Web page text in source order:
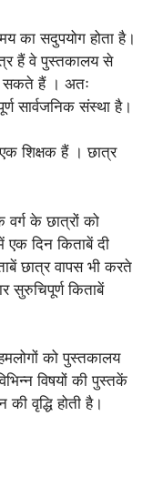
का सदुपयोग होता है।
हैं वे पुस्तकालय से
सकते हैं । अतः
सार्वजनिक संस्था है।
एक शिक्षक हैं । छात्र
वर्ग के छात्रों को
एक दिन किताबें दी
छात्र वापस भी करते
सुरुचिपूर्ण किताबें
को पुस्तकालय
विषयों की पुस्तकें
वृद्धि होती है।